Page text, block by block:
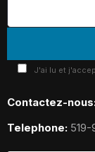
J'ai lu et
Contactez-
Telephone: 519-